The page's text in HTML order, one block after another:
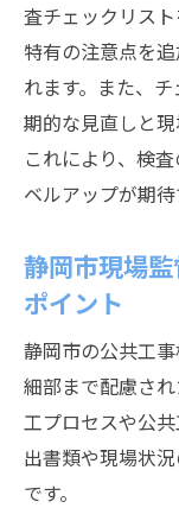
査チェックリス
特有の注意点を
れます。また、
期的な見直しと
これにより、検
ベルアップが期待
静岡市現場
ポイント
静岡市の公共工
細部まで配慮さ
工プロセスや公
出書類や現場状
です。